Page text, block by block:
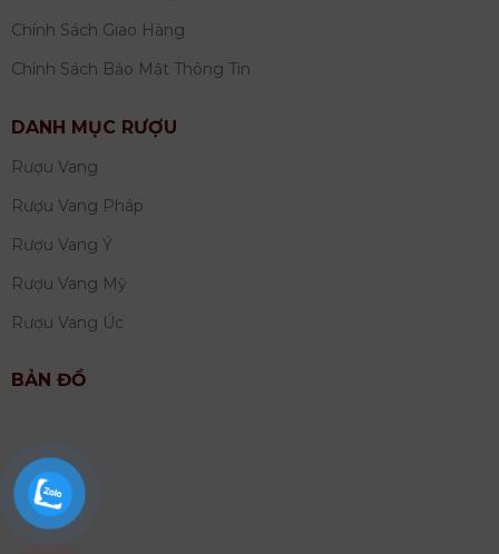
Chính Sách Giao Hàng
Chính Sách Bảo Mật Thông Tin
DANH MỤC RƯỢU
Rượu Vang
Rượu Vang Pháp
Rượu Vang Ý
Rượu Vang Mỹ
Rượu Vang Úc
BẢN ĐỒ